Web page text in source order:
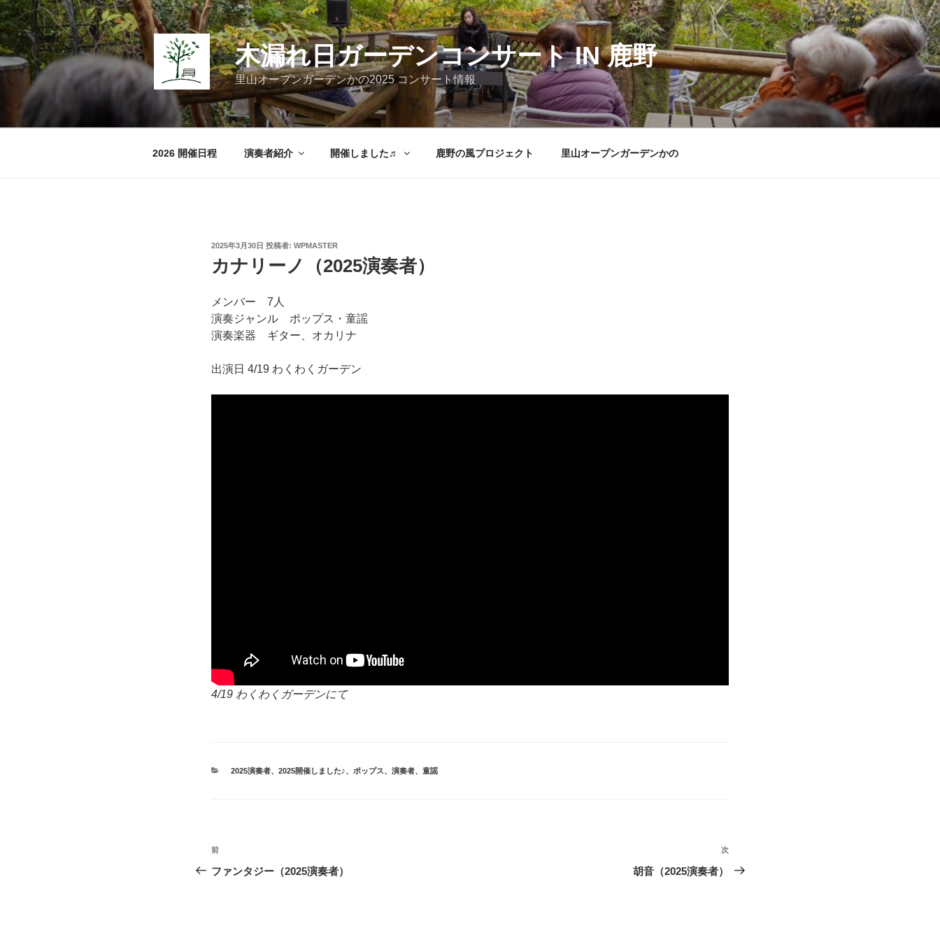
コ
ン
テ
ン
ツ
キ
木漏れ日ガーデンコンサート IN 鹿野
里山オープンガーデンかの2025 コンサート情報
2026 開催日程 演奏者紹介 開催しました♬ 鹿野の風プロジェクト 里山オープンガーデンかの
投
日:
2025年3月30日 投稿者: WPMASTER
カナリーノ（2025演奏者）
メンバー 7人
演奏ジャンル ポップス・童謡
演奏楽器 ギター、オカリナ
出演日 4/19 わくわくガーデン
4/19 わくわくガーデンにて
カ
2025演奏者、 2025開催しました♪、 ポップス、 演奏者、 童謡
投
稿
前
の
前
ファンタジー（2025演奏者）
次
の
次
胡音（2025演奏者）